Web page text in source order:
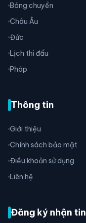
Bóng chuyền
Châu Âu
Đức
Lịch thi đấu
Pháp
Thông tin
Giới thiệu
Chính sách bảo mật
Điều khoản sử dụng
Liên hệ
Đăng ký nhận tin